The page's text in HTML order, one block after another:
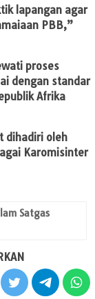
lapangan agar
PBB,”
proses
dengan standar
Afrika
dihadiri oleh
Karomisinter
Satgas